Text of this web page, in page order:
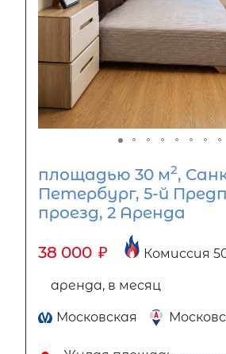
площадью 30 м2,
Петербург, 5-й
проезд, 2 Аренда
38 000 ₽ Комиссия
аренда, в месяц
Московская